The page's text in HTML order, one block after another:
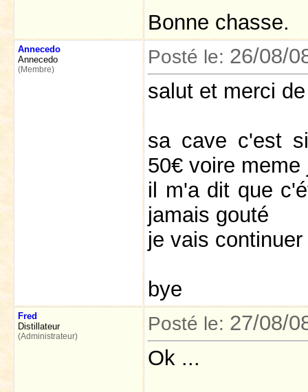
Bonne chasse.
Annecedo
Annecedo
(Membre)
Posté le: 26/08/
salut et merci
sa cave c'est
50€ voire
il m'a dit que
jamais gouté
je vais
bye
Fred
Distillateur
(Administrateur)
Posté le: 27/08/
Ok ...